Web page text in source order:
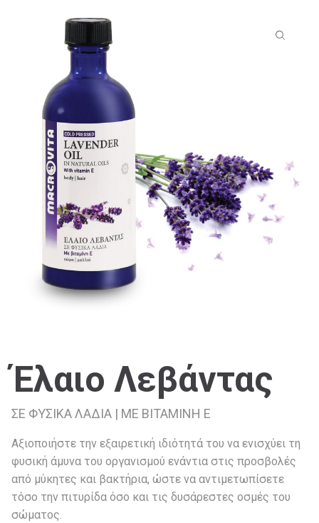
Έλαιο Λεβάντας
ΣΕ ΦΥΣΙΚΑ ΛΑΔΙΑ | ΜΕ ΒΙΤΑΜΙΝΗ Ε
Αξιοποιήστε την εξαιρετική ιδιότητά του να ενισχύει τη
φυσική άμυνα του οργανισμού ενάντια στις προσβολές
από μύκητες και βακτήρια, ώστε να αντιμετωπίσετε
τόσο την πιτυρίδα όσο και τις δυσάρεστες οσμές του
σώματος.